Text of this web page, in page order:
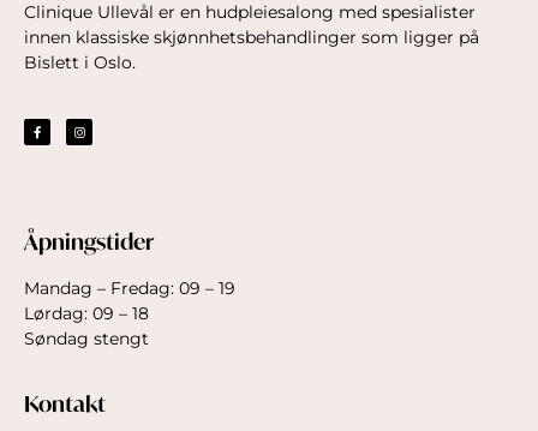
Clinique Ullevål er en hudpleiesalong med spesialister
innen klassiske skjønnhetsbehandlinger som ligger på
Bislett i Oslo.
Åpningstider
Mandag – Fredag: 09 – 19
Lørdag: 09 – 18
Søndag stengt
Kontakt